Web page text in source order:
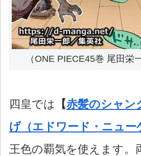
（ONE PIECE45巻 尾田栄
四皇では 【赤髪のシャン
げ（エドワード・ニュー
王色の覇気を使えます。